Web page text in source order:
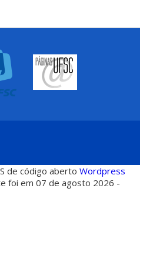
de código abertoWordpress
foi em 07 de agosto 2026 -